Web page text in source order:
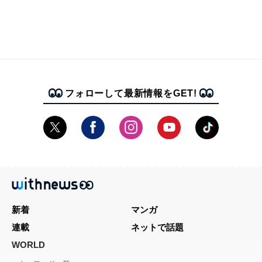
フォローして最新情報をGET!
新着
マンガ
連載
ネットで話題
WORLD